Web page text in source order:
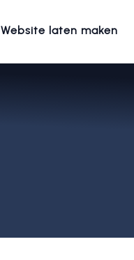
Website laten maken